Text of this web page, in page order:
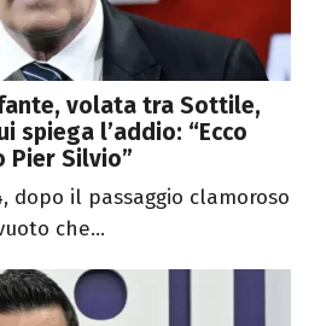
volata tra Sottile,
spiega l’addio: “Ecco
Pier Silvio”
dopo il passaggio clamoroso
che...